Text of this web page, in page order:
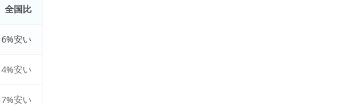
全国比
6%安い
4%安い
7%安い